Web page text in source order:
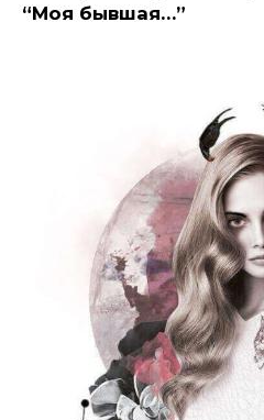
“Моя бывшая…”